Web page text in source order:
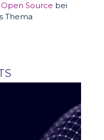
Source bei
Thema